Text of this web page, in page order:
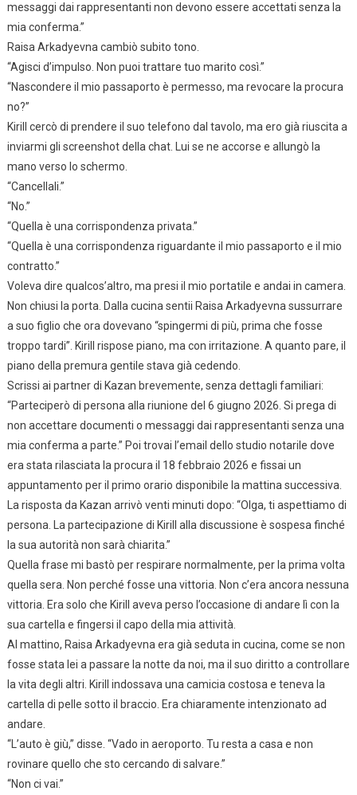
messaggi dai rappresentanti non devono essere accettati senza la
mia conferma.”
Raisa Arkadyevna cambiò subito tono.
“Agisci d’impulso. Non puoi trattare tuo marito così.”
“Nascondere il mio passaporto è permesso, ma revocare la procura
no?”
Kirill cercò di prendere il suo telefono dal tavolo, ma ero già riuscita a
inviarmi gli screenshot della chat. Lui se ne accorse e allungò la
mano verso lo schermo.
“Cancellali.”
“No.”
“Quella è una corrispondenza privata.”
“Quella è una corrispondenza riguardante il mio passaporto e il mio
contratto.”
Voleva dire qualcos’altro, ma presi il mio portatile e andai in camera.
Non chiusi la porta. Dalla cucina sentii Raisa Arkadyevna sussurrare
a suo figlio che ora dovevano “spingermi di più, prima che fosse
troppo tardi”. Kirill rispose piano, ma con irritazione. A quanto pare, il
piano della premura gentile stava già cedendo.
Scrissi ai partner di Kazan brevemente, senza dettagli familiari:
“Parteciperò di persona alla riunione del 6 giugno 2026. Si prega di
non accettare documenti o messaggi dai rappresentanti senza una
mia conferma a parte.” Poi trovai l’email dello studio notarile dove
era stata rilasciata la procura il 18 febbraio 2026 e fissai un
appuntamento per il primo orario disponibile la mattina successiva.
La risposta da Kazan arrivò venti minuti dopo: “Olga, ti aspettiamo di
persona. La partecipazione di Kirill alla discussione è sospesa finché
la sua autorità non sarà chiarita.”
Quella frase mi bastò per respirare normalmente, per la prima volta
quella sera. Non perché fosse una vittoria. Non c’era ancora nessuna
vittoria. Era solo che Kirill aveva perso l’occasione di andare lì con la
sua cartella e fingersi il capo della mia attività.
Al mattino, Raisa Arkadyevna era già seduta in cucina, come se non
fosse stata lei a passare la notte da noi, ma il suo diritto a controllare
la vita degli altri. Kirill indossava una camicia costosa e teneva la
cartella di pelle sotto il braccio. Era chiaramente intenzionato ad
andare.
“L’auto è giù,” disse. “Vado in aeroporto. Tu resta a casa e non
rovinare quello che sto cercando di salvare.”
“Non ci vai.”